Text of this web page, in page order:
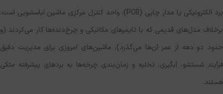
برد الکترونیکی یا مدار چاپی (PCB)، واحد کنترل مرکزی ماشین لباسشویی است.
برخلاف مدل‌های قدیمی که با تایمرهای مکانیکی و چرخ‌دنده‌ها کار می‌کردند (و
حدود دو دهه از عمر آن‌ها می‌گذرد)، ماشین‌های امروزی برای مدیریت دقیق
فرآیند شستشو، آبگیری، تخلیه و زمان‌بندی چرخه‌ها به بردهای پیشرفته متکی
هستند.